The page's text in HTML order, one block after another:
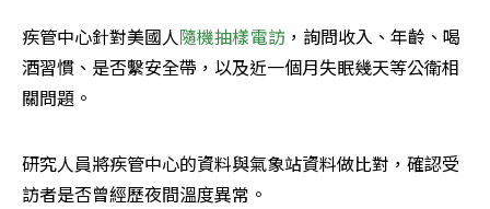
疾管中心針對美國人隨機抽樣電訪 ，詢問收入、年齡、喝
酒習慣、是否繫安全帶，以及近一個月失眠幾天等公衛相
關問題。
研究人員將疾管中心的資料與氣象站資料做比對，確認受
訪者是否曾經歷夜間溫度異常。